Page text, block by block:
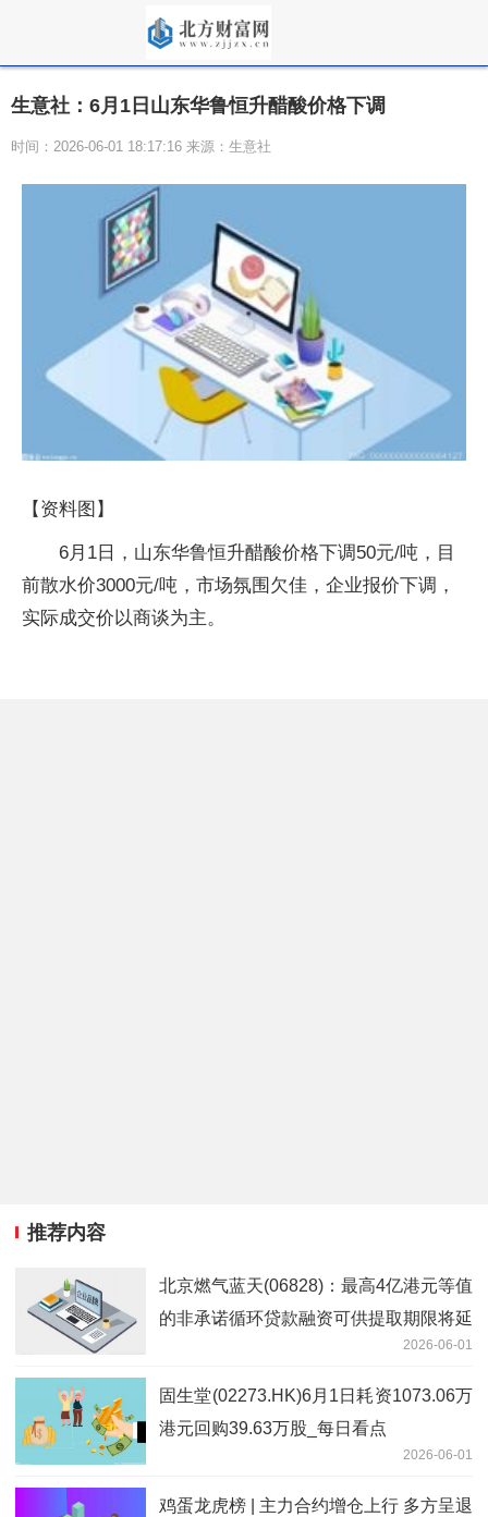
生意社：6月1日山东华鲁恒升醋酸价格下调
时间：2026-06-01 18:17:16 来源：生意社
【资料图】
6月1日，山东华鲁恒升醋酸价格下调50元/吨，目
前散水价3000元/吨，市场氛围欠佳，企业报价下调，
实际成交价以商谈为主。
推荐内容
北京燃气蓝天(06828)：最高4亿港元等值
的非承诺循环贷款融资可供提取期限将延
2026-06-01
固生堂(02273.HK)6月1日耗资1073.06万
港元回购39.63万股_每日看点
2026-06-01
鸡蛋龙虎榜 | 主力合约增仓上行 多方呈退